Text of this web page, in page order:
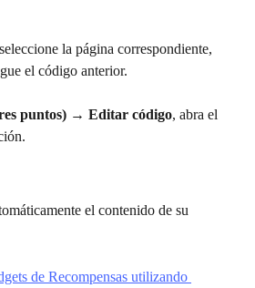
la página correspondiente,
el código anterior.
puntos) → Editar código, abra el
el contenido de su
de Recompensas utilizando